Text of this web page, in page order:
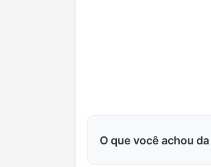
O que você achou